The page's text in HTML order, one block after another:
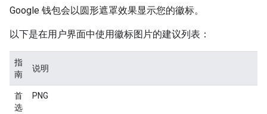
Google 钱包会以圆形遮罩效果显示您的徽标。
以下是在用户界面中使用徽标图片的建议列表：
指
南
说明
首
选
PNG